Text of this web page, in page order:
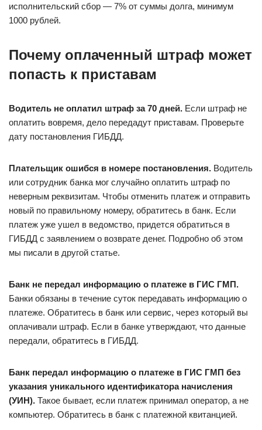
исполнительский сбор — 7% от суммы долга, минимум
1000 рублей.
Почему оплаченный штраф может
попасть к приставам
Водитель не оплатил штраф за 70 дней. Если штраф не
оплатить вовремя, дело передадут приставам. Проверьте
дату постановления ГИБДД.
Плательщик ошибся в номере постановления. Водитель
или сотрудник банка мог случайно оплатить штраф по
неверным реквизитам. Чтобы отменить платеж и отправить
новый по правильному номеру, обратитесь в банк. Если
платеж уже ушел в ведомство, придется обратиться в
ГИБДД с заявлением о возврате денег. Подробно об этом
мы писали в другой статье.
Банк не передал информацию о платеже в ГИС ГМП.
Банки обязаны в течение суток передавать информацию о
платеже. Обратитесь в банк или сервис, через который вы
оплачивали штраф. Если в банке утверждают, что данные
передали, обратитесь в ГИБДД.
Банк передал информацию о платеже в ГИС ГМП без
указания уникального идентификатора начисления
(УИН). Такое бывает, если платеж принимал оператор, а не
компьютер. Обратитесь в банк с платежной квитанцией.